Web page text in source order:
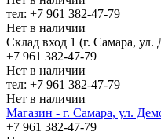
тел: +7 961 382-47-79
Нет в наличии
Склад вход 1 (г. Самара, ул.
+7 961 382-47-79
Нет в наличии
тел: +7 961 382-47-79
Нет в наличии
Магазин - г. Самара, ул.
+7 961 382-47-79